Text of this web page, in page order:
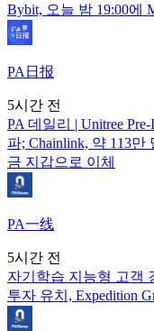
Bybit, 오늘 밤 19:00에
PA日报
5시간 전
PA 데일리 | Unitree
파; Chainlink, 약 113
금 지갑으로 이체
PA一线
5시간 전
자기학습 지능형 고객
투자 유치, Expedition